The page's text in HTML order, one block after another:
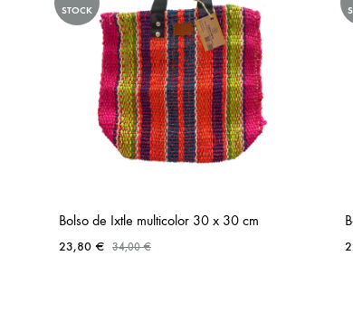
STOCK
Bolso de Ixtle multicolor 30 x 30 cm
23,80 € 34,00€